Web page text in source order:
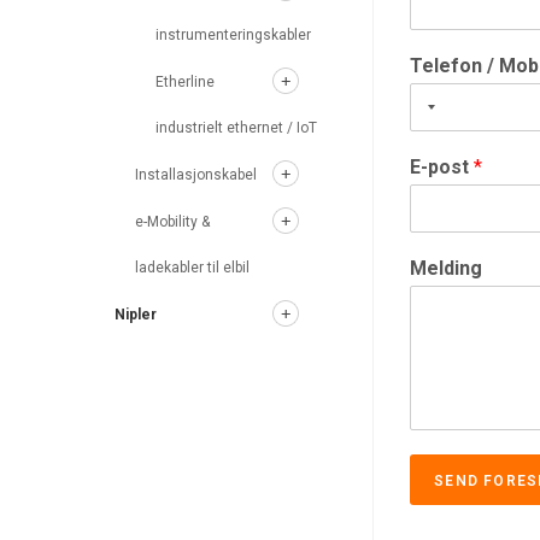
Telefon /
E-post*
Melding
SEND
instrumenteringskabler
Etherline
industrielt ethernet / IoT
Installasjonskabel
e-Mobility &
ladekabler til elbil
Nipler